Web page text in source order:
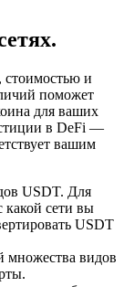
стоимостью и
поможет
для ваших
в DeFi —
вашим
USDT. Для
сети вы
USDT
множества видов